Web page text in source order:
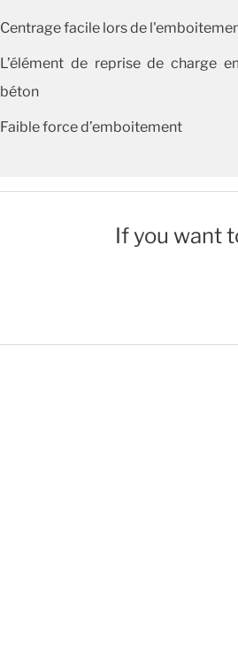
Centrage facile lors de
L’élément de reprise de charge
béton
Faible force d’emboitement
If you want